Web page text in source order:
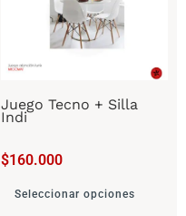
Juego Tecno + Silla
Indi
$160.000
Seleccionar opciones